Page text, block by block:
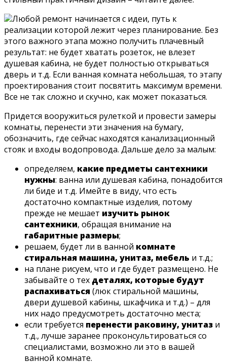
Любой ремонт начинается с идеи, путь к
реализации которой лежит через планирование. Без
этого важного этапа можно получить плачевный
результат: не будет хватать розеток, не влезет
душевая кабина, не будет полностью открываться
дверь и т.д. Если ванная комната небольшая, то этапу
проектирования стоит посвятить максимум времени.
Все не так сложно и скучно, как может показаться.
Придется вооружиться рулеткой и провести замеры
комнаты, перенести эти значения на бумагу,
обозначить, где сейчас находятся канализационный
стояк и входы водопровода. Дальше дело за малым:
определяем, какие предметы сантехники
нужны: ванна или душевая кабина, понадобится
ли биде и т.д. Имейте в виду, что есть
достаточно компактные изделия, потому
прежде не мешает изучить рынок
сантехники, обращая внимание на
габаритные размеры;
решаем, будет ли в ванной комнате
стиральная машина, унитаз, мебель и т.д.;
на плане рисуем, что и где будет размещено. Не
забывайте о тех деталях, которые будут
распахиваться(люк стиральной машины,
двери душевой кабины, шкафчика и т.д.) – для
них надо предусмотреть достаточно места;
если требуется перенести раковину, унитаз и
т.д., лучше заранее проконсультироваться со
специалистами, возможно ли это в вашей
ванной комнате.